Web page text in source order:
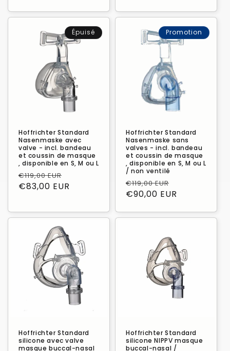
Épuisé
Hoffrichter Standard
Nasenmaske avec
valve - incl. bandeau
et coussin de masque
, disponible en S, M ou L
Prix
habituel
€119,00 EUR
promotionnel
€83,00 EUR
Promotion
Hoffrichter Standard
Nasenmaske sans
valves - incl. bandeau
et coussin de masque
, disponible en S, M ou L
/ non ventilé
Prix
habituel
€119,00 EUR
€90,00 EUR
Hoffrichter Standard
silicone avec valve
masque buccal-nasal
Hoffrichter Standard
silicone NIPPV masque
buccal-nasal /